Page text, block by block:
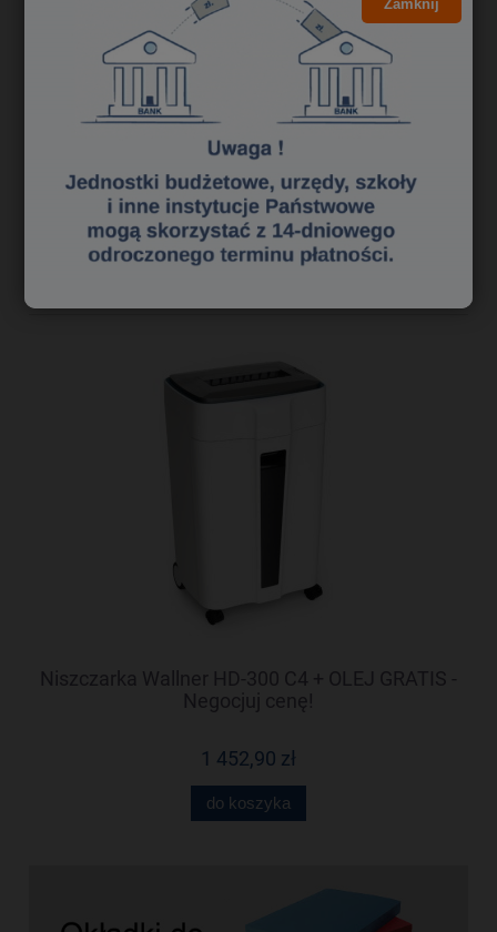
9,92 zł
do koszyka
« 1 2 3 »
Niszczarka Wallner HD-300 C4 + OLEJ GRATIS -
Negocjuj cenę!
1 452,90 zł
do koszyka
Zamknij